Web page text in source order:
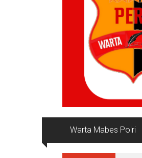
Warta Mabes Polri